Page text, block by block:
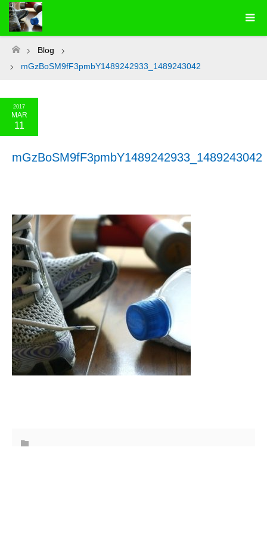
ホーム
Blog
mGzBoSM9fF3pmbY1489242933_1489243042
2017
MAR
11
mGzBoSM9fF3pmbY1489242933_1489243042